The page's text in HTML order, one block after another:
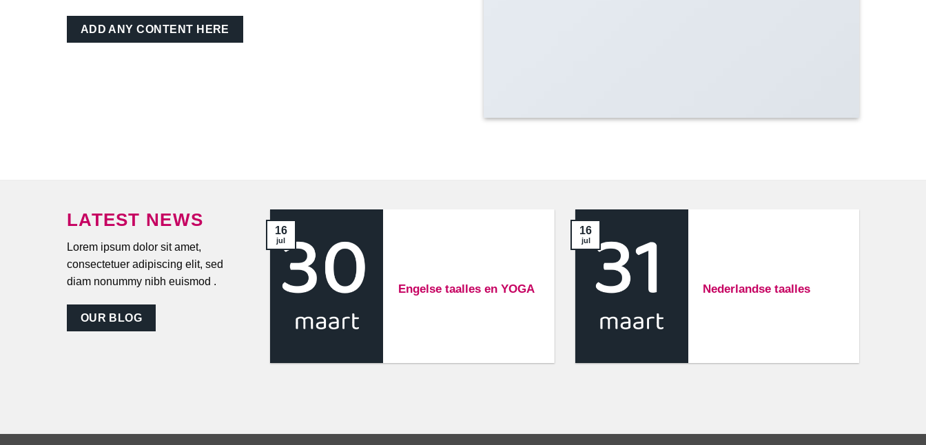
ADD ANY CONTENT HERE
LATEST NEWS
Lorem ipsum dolor sit amet,
consectetuer adipiscing elit, sed
diam nonummy nibh euismod .
OUR BLOG
Engelse taalles en YOGA
16
jul
Nederlandse taalles
16
jul
Spelletjesochtend